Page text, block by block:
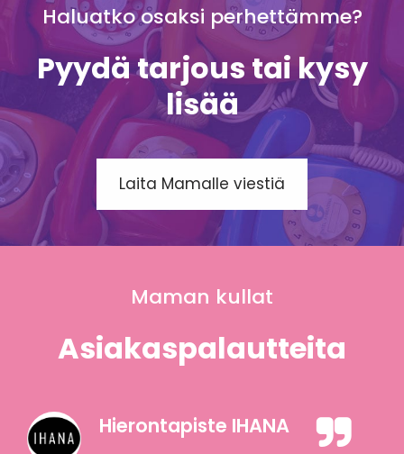
Haluatko osaksi perhettämme?
Pyydä tarjous tai kysy
lisää
Laita Mamalle viestiä
Maman kullat
Asiakaspalautteita
Hierontapiste IHANA